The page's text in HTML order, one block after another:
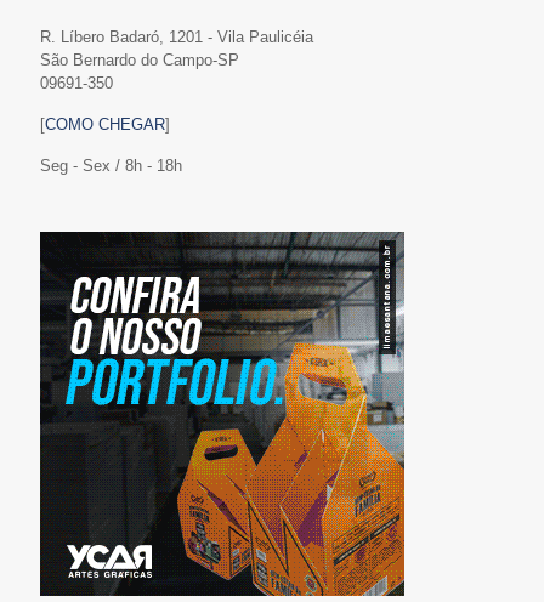
R. Líbero Badaró, 1201 - Vila Paulicéia
São Bernardo do Campo-SP
09691-350
[COMO CHEGAR]
Seg - Sex / 8h - 18h